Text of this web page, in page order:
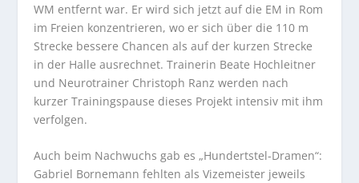
WM entfernt war. Er wird sich jetzt auf die EM in Rom
im Freien konzentrieren, wo er sich über die 110 m
Strecke bessere Chancen als auf der kurzen Strecke
in der Halle ausrechnet. Trainerin Beate Hochleitner
und Neurotrainer Christoph Ranz werden nach
kurzer Trainingspause dieses Projekt intensiv mit ihm
verfolgen.
Auch beim Nachwuchs gab es „Hundertstel-Dramen“:
Gabriel Bornemann fehlten als Vizemeister jeweils